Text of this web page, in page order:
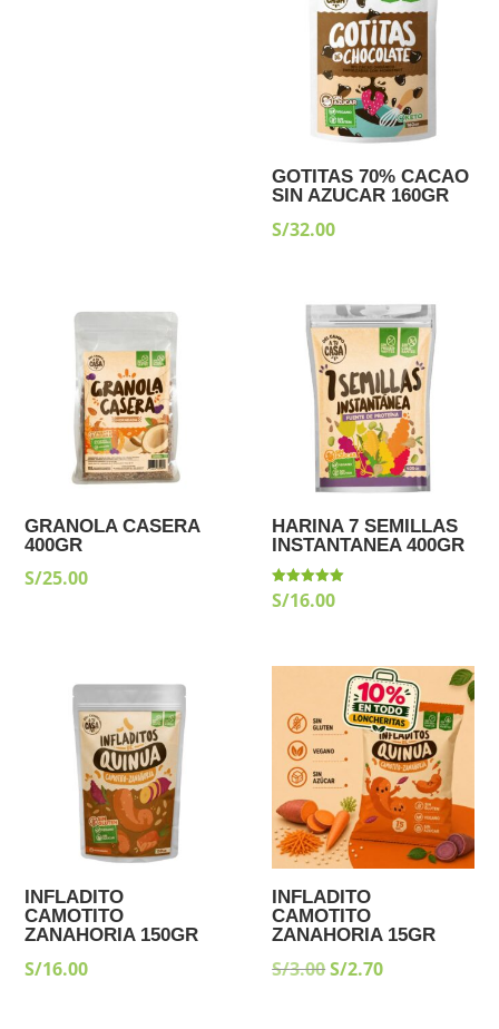
GOTITAS 70% CACAO
SIN AZUCAR 160GR
S/32.00
GRANOLA CASERA
400GR
S/25.00
HARINA 7 SEMILLAS
INSTANTANEA 400GR
Valorado
con
S/16.00
INFLADITO
CAMOTITO
ZANAHORIA 150GR
S/16.00
¡Oferta!
INFLADITO
CAMOTITO
ZANAHORIA 15GR
S/3.00EL
S/2.70EL